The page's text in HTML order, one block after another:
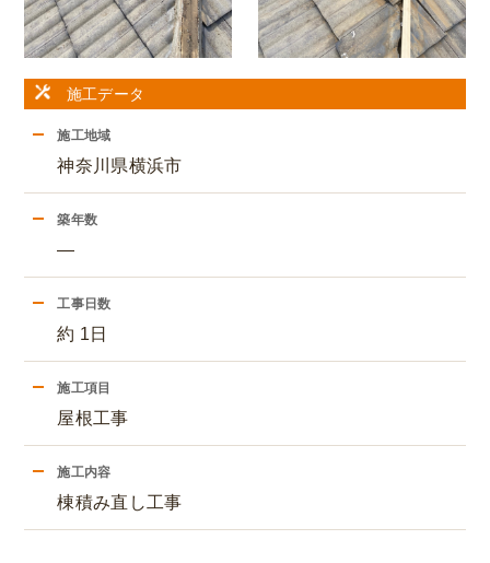
施工データ
施工地域
神奈川県横浜市
築年数
―
工事日数
約 1日
施工項目
屋根工事
施工内容
棟積み直し工事